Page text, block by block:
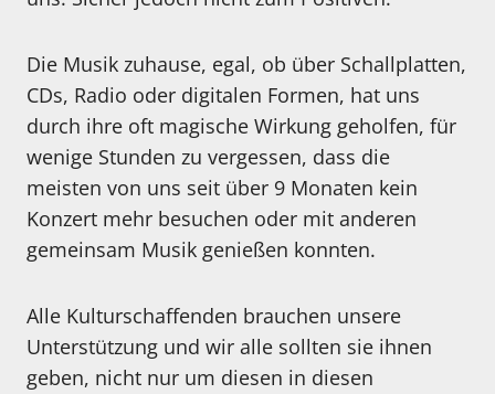
Die Musik zuhause, egal, ob über Schallplatten,
CDs, Radio oder digitalen Formen, hat uns
durch ihre oft magische Wirkung geholfen, für
wenige Stunden zu vergessen, dass die
meisten von uns seit über 9 Monaten kein
Konzert mehr besuchen oder mit anderen
gemeinsam Musik genießen konnten.
Alle Kulturschaffenden brauchen unsere
Unterstützung und wir alle sollten sie ihnen
geben, nicht nur um diesen in diesen